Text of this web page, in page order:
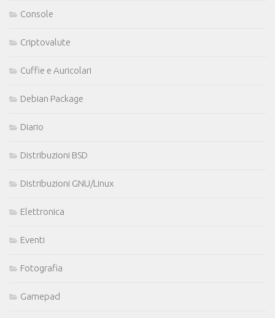
Console
Criptovalute
Cuffie e Auricolari
Debian Package
Diario
Distribuzioni BSD
Distribuzioni GNU/Linux
Elettronica
Eventi
Fotografia
Gamepad